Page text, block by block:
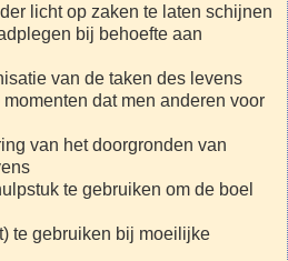
licht op zaken te laten schijnen
bij behoefte aan
van de taken des levens
dat men anderen voor
van het doorgronden van
te gebruiken om de boel
te gebruiken bij moeilijke